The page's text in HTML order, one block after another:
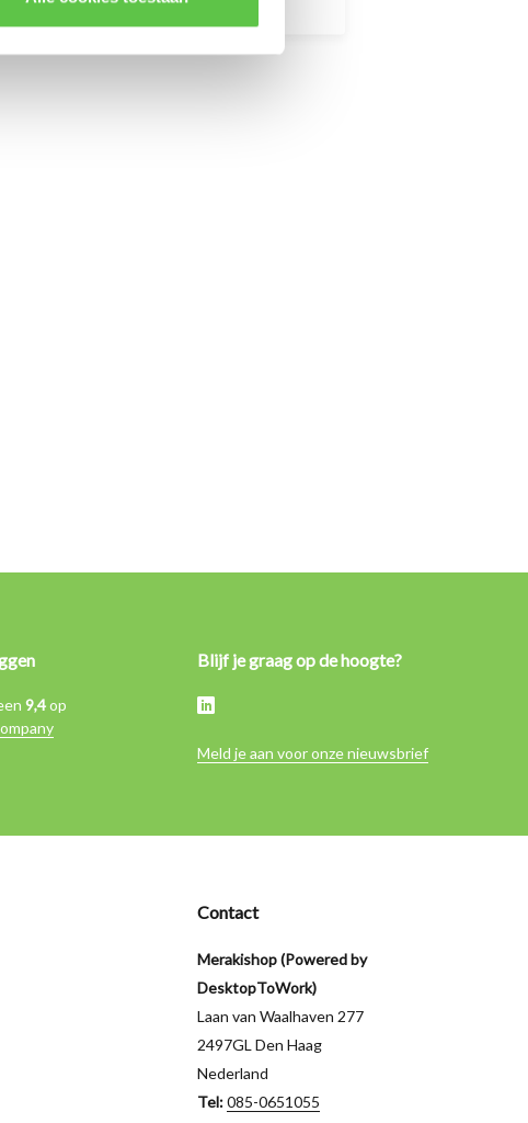
9,4op
Blijf je graag op de hoogte?
Meld je aan voor onze nieuwsbrief
Contact
Merakishop (Powered by
DesktopToWork)
Laan van Waalhaven 277
2497GL Den Haag
Nederland
Tel:085-0651055